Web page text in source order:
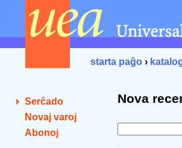
starta paĝo ›
Serĉado
Novaj varoj
Abonoj
Nova